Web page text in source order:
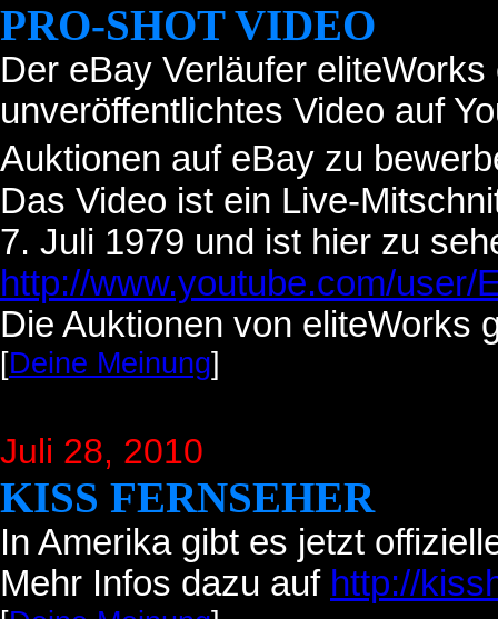
PRO-SHOT VIDEO
Der eBay Verläufer
unveröffentlichtes Video auf
Auktionen auf eBay zu
Das Video ist ein Live-
7. Juli 1979 und ist hier zu
http://www.youtube.com/user/
Die Auktionen von eliteWorks
[Deine Meinung]
Juli 28, 2010
KISS FERNSEHER
In Amerika gibt es jetzt
Mehr Infos dazu auf http://